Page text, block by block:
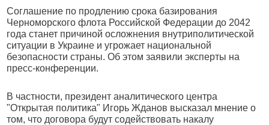
Соглашение по продлению срока базирования
Черноморского флота Российской Федерации до 2042
года станет причиной осложнения внутриполитической
ситуации в Украине и угрожает национальной
безопасности страны. Об этом заявили эксперты на
пресс-конференции.
В частности, президент аналитического центра
"Открытая политика" Игорь Жданов высказал мнение о
том, что договора будут содействовать накалу